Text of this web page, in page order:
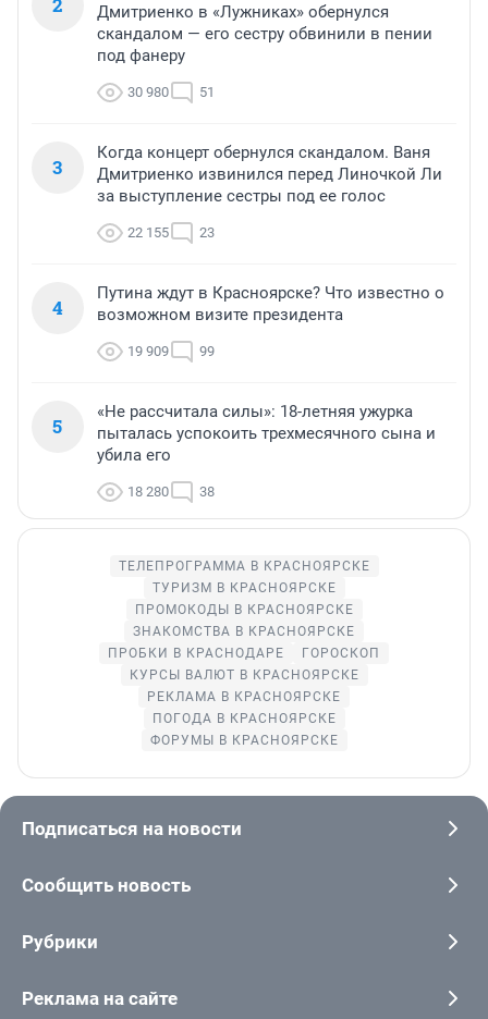
Дмитриенко в «Лужниках» обернулся
скандалом — его сестру обвинили в пении
под фанеру
30 980 51
3
Когда концерт обернулся скандалом. Ваня
Дмитриенко извинился перед Линочкой Ли
за выступление сестры под ее голос
22 155 23
4
Путина ждут в Красноярске? Что известно о
возможном визите президента
19 909 99
5
«Не рассчитала силы»: 18-летняя ужурка
пыталась успокоить трехмесячного сына и
убила его
18 280 38
ТЕЛЕПРОГРАММА В КРАСНОЯРСКЕ
ТУРИЗМ В КРАСНОЯРСКЕ
ПРОМОКОДЫ В КРАСНОЯРСКЕ
ЗНАКОМСТВА В КРАСНОЯРСКЕ
ПРОБКИ В КРАСНОДАРЕ
ГОРОСКОП
КУРСЫ ВАЛЮТ В КРАСНОЯРСКЕ
РЕКЛАМА В КРАСНОЯРСКЕ
ПОГОДА В КРАСНОЯРСКЕ
ФОРУМЫ В КРАСНОЯРСКЕ
Подписаться на новости
Сообщить новость
Рубрики
Реклама на сайте